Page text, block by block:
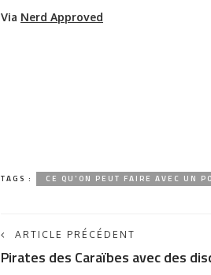
Via Nerd Approved
TAGS : CE QU'ON PEUT FAIRE AVEC UN
ARTICLE PRÉCÉDENT
Pirates des Caraïbes avec des